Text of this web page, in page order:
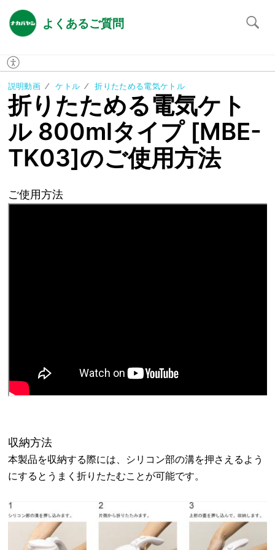
よくあるご質問
説明動画 ケトル 折りたためる電気ケトル
折りたためる電気ケト
ル 800mlタイプ [MBE-
TK03]のご使用方法
ご使用方法
収納方法
本製品を収納する際には、シリコン部の溝を押さえるよう
にするとうまく折りたたむことが可能です。